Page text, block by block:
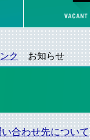
ク お知らせ
合わせ先について